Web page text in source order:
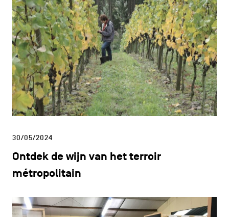
30/05/2024
Ontdek de wijn van het terroir
métropolitain